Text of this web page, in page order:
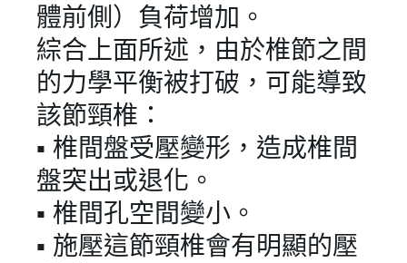
體前側）負荷增加。
綜合上面所述，由於椎節之間
的力學平衡被打破，可能導致
該節頸椎：
▪︎ 椎間盤受壓變形，造成椎間
盤突出或退化。
▪︎ 椎間孔空間變小。
▪︎ 施壓這節頸椎會有明顯的壓